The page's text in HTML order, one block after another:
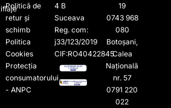
Politică de
retur și
schimb
Politica
Cookies
Protecția
consumatorului
- ANPC
4 B
Suceava
Reg. com:
j33/123/2019
CIF:RO40422845
19
0743 968
080
Botoșani,
Calea
Națională
nr. 57
0791 220
022​